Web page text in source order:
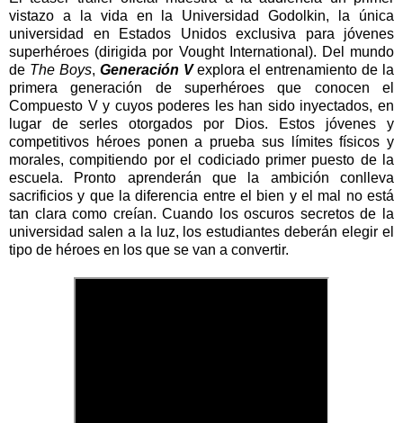
vistazo a la vida en la Universidad Godolkin, la única
universidad en Estados Unidos exclusiva para jóvenes
superhéroes (dirigida por Vought International). Del mundo
de The Boys, Generación Vexplora el entrenamiento de la
primera generación de superhéroes que conocen el
Compuesto V y cuyos poderes les han sido inyectados, en
lugar de serles otorgados por Dios. Estos jóvenes y
competitivos héroes ponen a prueba sus límites físicos y
morales, compitiendo por el codiciado primer puesto de la
escuela. Pronto aprenderán que la ambición conlleva
sacrificios y que la diferencia entre el bien y el mal no está
tan clara como creían. Cuando los oscuros secretos de la
universidad salen a la luz, los estudiantes deberán elegir el
tipo de héroes en los que se van a convertir.